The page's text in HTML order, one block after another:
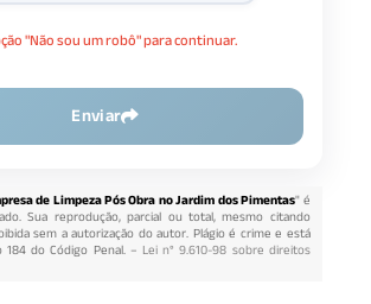
"Não sou um robô" para continuar.
Enviar
de Limpeza Pós Obra no Jardim dos Pimentas" é
Sua reprodução, parcial ou total, mesmo citando
sem a autorização do autor. Plágio é crime e está
do Código Penal. – Lei n° 9.610-98 sobre direitos